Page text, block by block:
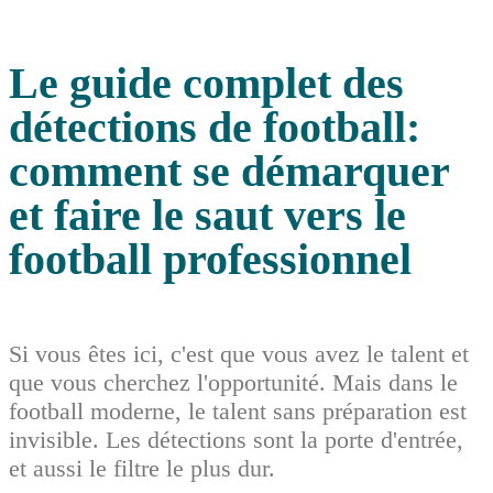
Le guide complet des
détections de football:
comment se démarquer
et faire le saut vers le
football professionnel
Si vous êtes ici, c'est que vous avez le talent et
que vous cherchez l'opportunité. Mais dans le
football moderne, le talent sans préparation est
invisible. Les détections sont la porte d'entrée,
et aussi le filtre le plus dur.